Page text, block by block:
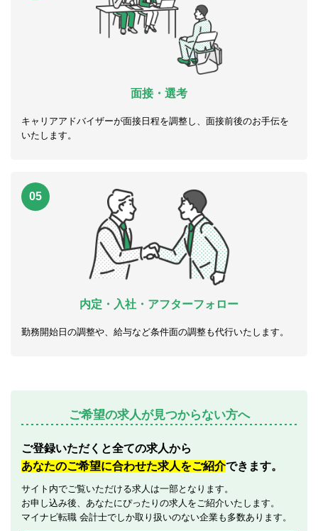
面接・選考
キャリアアドバイザーが面接日程を調整し、面接前後のお手伝を
いたします。
05
内定・入社・アフターフォロー
勤務開始日の調整や、給与など条件面の調整も代行いたします。
ご希望の求人が見つからない方へ
ご登録いただくと全ての求人から
あなたのご希望に合わせた求人をご紹介できます。
サイト内でご覧いただける求人は一部となります。
お申し込み後、あなたにぴったりの求人をご紹介いたします。
マイナビ転職 会計士でしか取り扱いのない企業も多数あります。